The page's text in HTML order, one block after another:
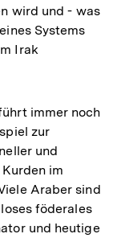
wird und - was
Systems
Irak
immer noch
zur
und
im
Araber sind
föderales
und heutige